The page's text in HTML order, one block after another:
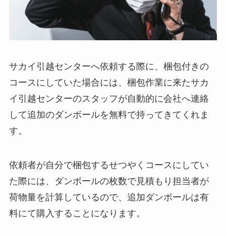
サカイ引越センターへ依頼する際に、梱包付きの
コースにしていた場合には、梱包作業に来たサカ
イ引越センターのスタッフが自動的に会社へ連絡
して追加のダンボールを無料で持ってきてくれま
す。
依頼者が自分で梱包するせつやくコースにしてい
た際には、ダンボールの枚数で見積もり担当者が
荷物量を計算しているので、追加ダンボールは有
料にて購入することになります。